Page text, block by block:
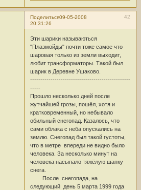
Поделиться 42
09-05-2008
20:31:26
Эти шарики называються
"Плазмойды" почти тоже самое что
шаровая только из земли выходит,
любит трансформаторы. Такой был
шарик в Деревне Ушаково.
-------------------------------------------------
-----
Прошло несколько дней после
жутчайшей грозы, пошёл, хотя и
кратковременный, но небывало
обильный снегопад. Казалось, что
сами облака с неба опускались на
землю. Снегопад был такой густоты,
что в метре впереди не видно было
человека. За несколько минут на
человека насыпало тяжёлую шапку
снега.
После снегопада, на
следующий день 5 марта 1999 года